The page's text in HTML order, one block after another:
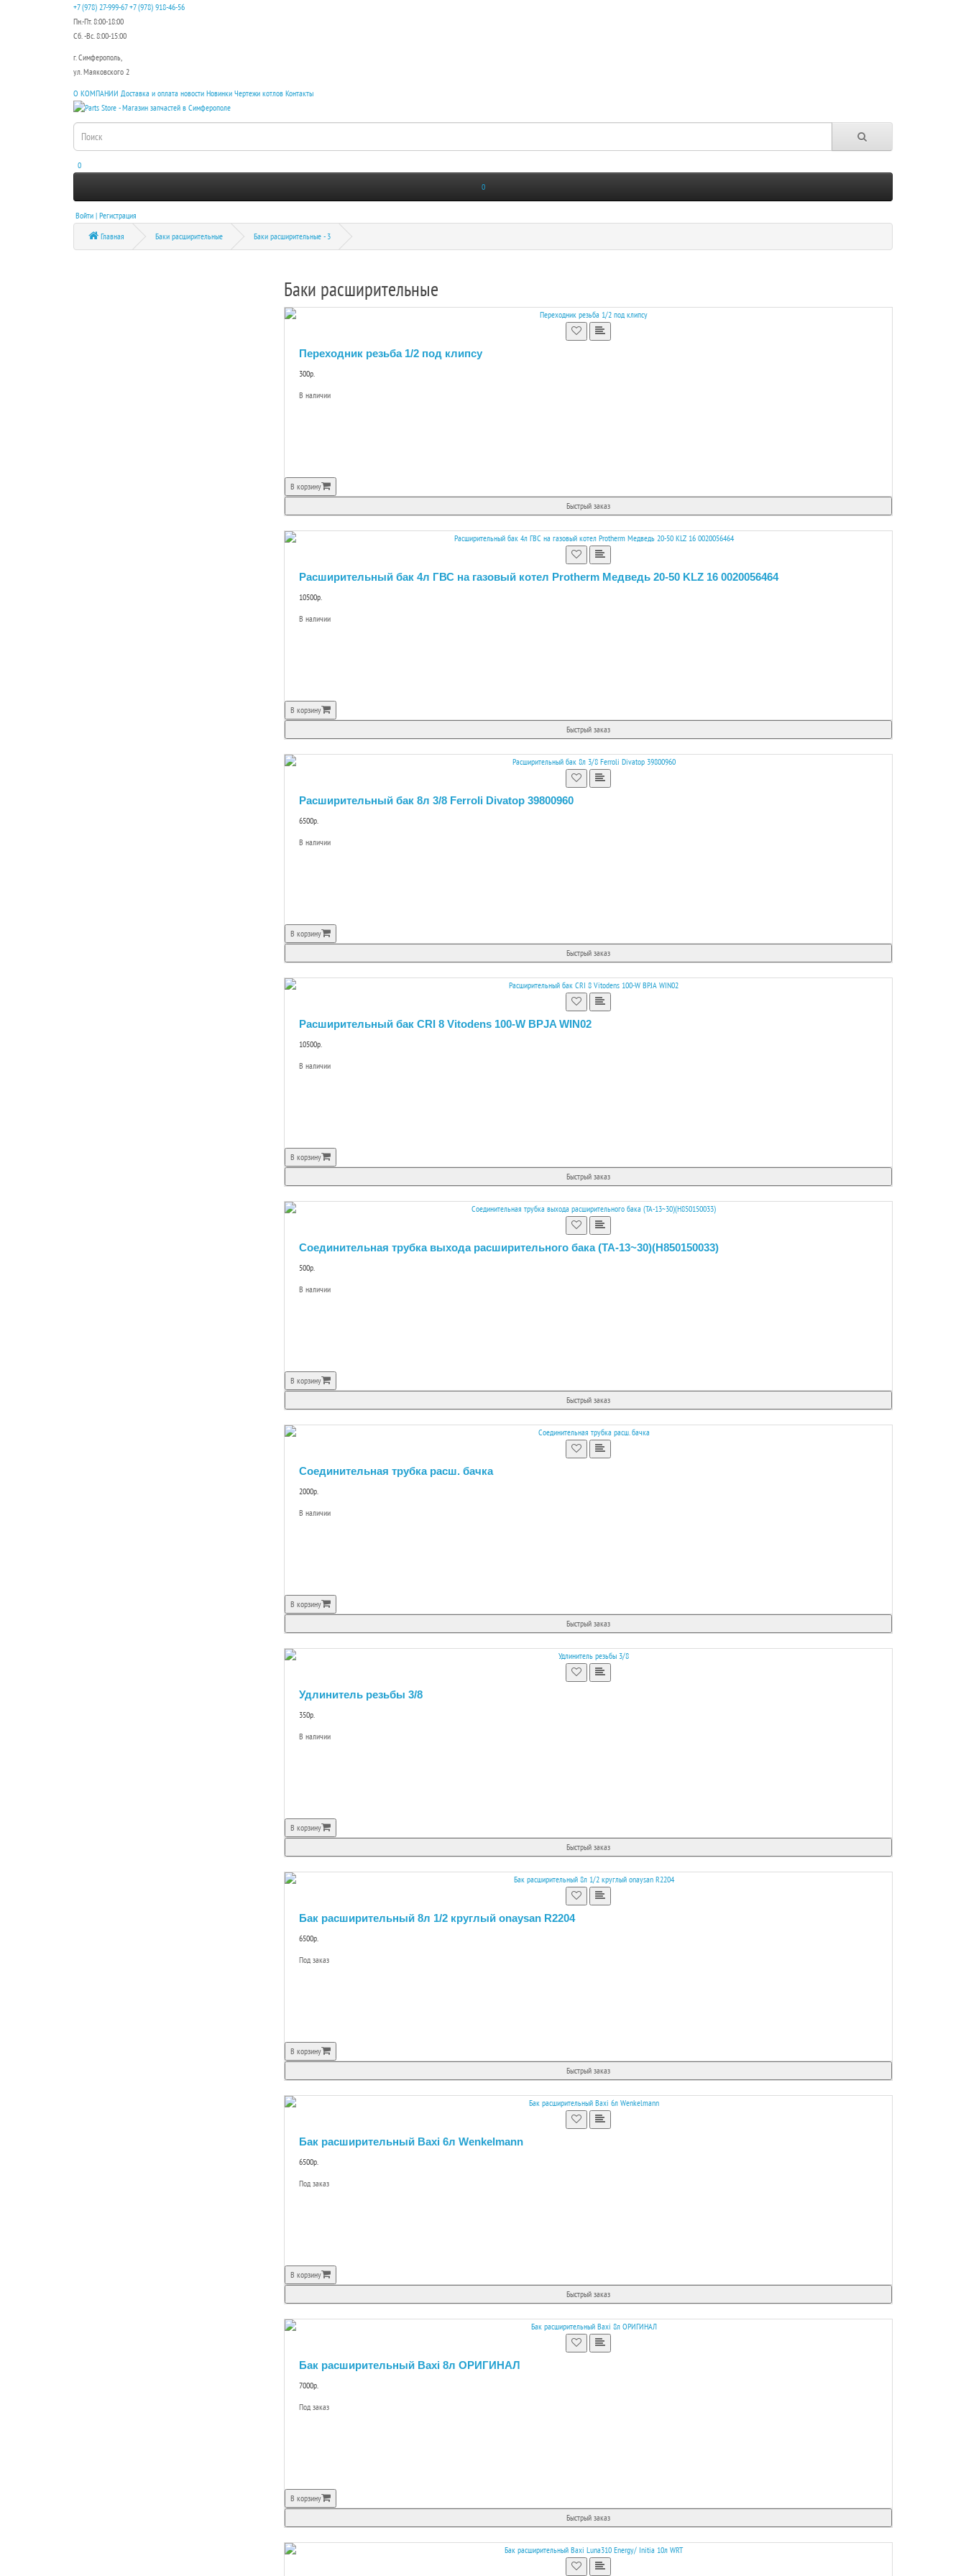
+7 (978) 27-999-67 +7 (978) 918-46-56
Пн.-Пт. 8:00-18:00
Сб. -Вс. 8:00-15:00
г. Симферополь,
ул. Маяковского 2
О КОМПАНИИ Доставка и оплата новости Новинки Чертежи котлов Контакты
0
0
Войти | Регистрация
Главная
Баки расширительные Баки расширительные - 3
Баки расширительные
Переходник резьба 1/2 под клипсу
300р.
В наличии
В корзину
Быстрый заказ
Расширительный бак 4л ГВС на газовый котел Protherm Медведь 20-50 KLZ 16 0020056464
10500р.
В наличии
В корзину
Быстрый заказ
Расширительный бак 8л 3/8 Ferroli Divatop 39800960
6500р.
В наличии
В корзину
Быстрый заказ
Расширительный бак CRI 8 Vitodens 100-W BPJA WIN02
10500р.
В наличии
В корзину
Быстрый заказ
Соединительная трубка выхода расширительного бака (TA-13~30)(H850150033)
500р.
В наличии
В корзину
Быстрый заказ
Соединительная трубка расш. бачка
2000р.
В наличии
В корзину
Быстрый заказ
Удлинитель резьбы 3/8
350р.
В наличии
В корзину
Быстрый заказ
Бак расширительный 8л 1/2 круглый onaysan R2204
6500р.
Под заказ
В корзину
Быстрый заказ
Бак расширительный Baxi 6л Wenkelmann
6500р.
Под заказ
В корзину
Быстрый заказ
Бак расширительный Baxi 8л ОРИГИНАЛ
7000р.
Под заказ
В корзину
Быстрый заказ